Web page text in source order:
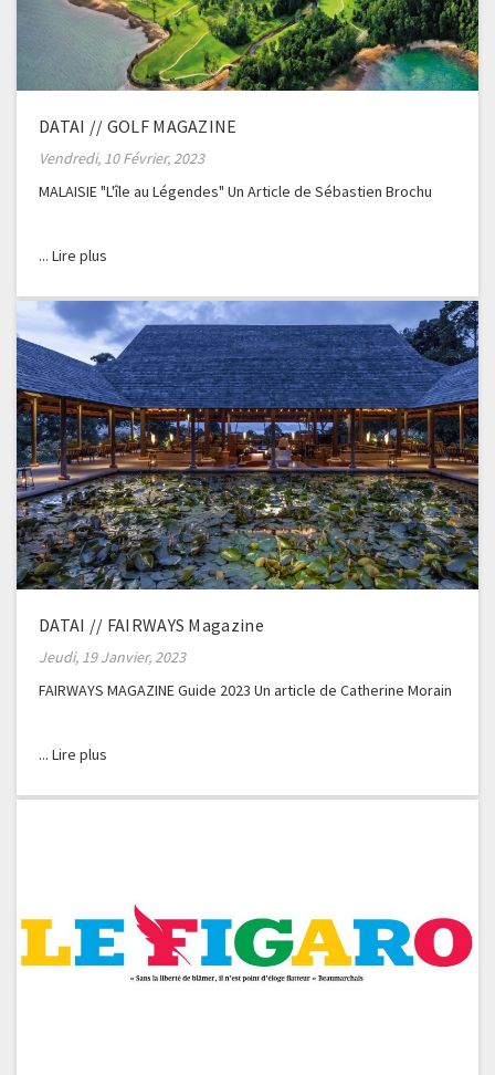
DATAI // GOLF MAGAZINE
Vendredi, 10 Février, 2023
MALAISIE "L'île au Légendes" Un Article de Sébastien Brochu
DATAI // FAIRWAYS Magazine
Jeudi, 19 Janvier, 2023
FAIRWAYS MAGAZINE Guide 2023 Un article de Catherine Morain